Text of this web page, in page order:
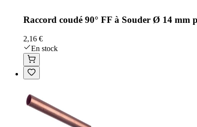
Raccord coudé 90° FF à Souder Ø 14
2,16 €
En stock